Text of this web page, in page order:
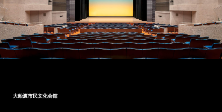
大船渡市民文化会館